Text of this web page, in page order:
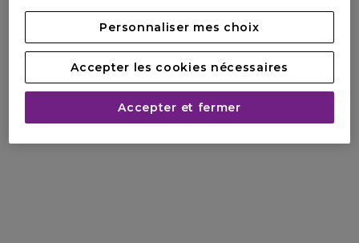
Personnaliser mes choix
Accepter les cookies nécessaires
Accepter et fermer